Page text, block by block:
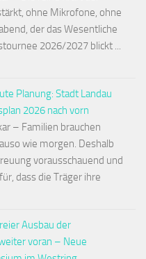
ohne Mikrofone, ohne
der das Wesentliche
2026/2027 blickt ...
Planung: Stadt Landau
2026 nach vorn
– Familien brauchen
wie morgen. Deshalb
vorausschauend und
dass die Träger ihre
Ausbau der
voran – Neue